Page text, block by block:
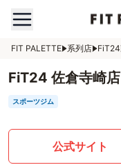
FIT PALETTE 系列店 FiT24
FiT24 佐倉寺崎店
スポーツジム
公式サイト